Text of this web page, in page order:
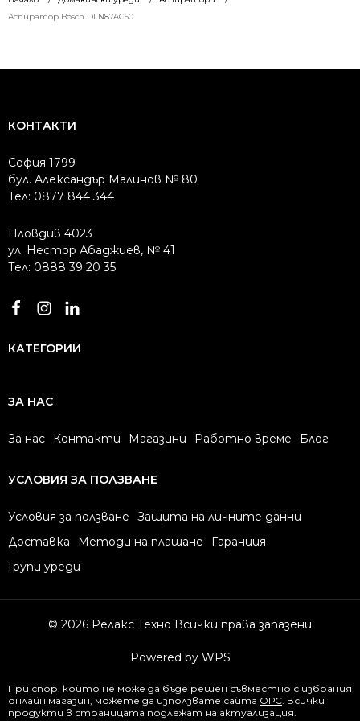
Аспиратор Bosch DLN87AC50
1210.66 лв..
1052.24 лв..
КОНТАКТИ
София 1799
бул. Александър Малинов № 80
Тел: 0877 844 344
Пловдив 4023
ул. Нестор Абаджиев, № 41
Тел: 0888 39 20 35
КАТЕГОРИИ
ЗА НАС
За нас Контакти Магазини Работно време Блог
УСЛОВИЯ ЗА ПОЛЗВАНЕ
Условия за ползване
Защита на личните данни
Доставка
Методи на плащане
Гаранция
Групи уреди
© 2026 Релакс Техно Всички права запазени
Powered by WPS
При спор, който не може да бъде решен съвместно с избрания
онлайн магазин, можете да използвате сайта ОРС. Всички
продукти в страницата подлежат на актуализация.